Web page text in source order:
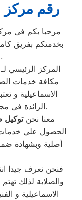
رقم مركز
مرحبا بكم فى
بخدمتكم بفريق
اعلى مستوى لخدمتكم.
المركز الرئيسي
مكافة خدمات
الاسماعيلية و
الرائدة فى مجال صناعة الاجهزة المنزلية المختلفة.
معنا نحنتوكيل
الحصول علي خدمات
أصلية وبشهادة
فنحن نعرف جيدا
والصلابة لذلك
الاسماعيلية و